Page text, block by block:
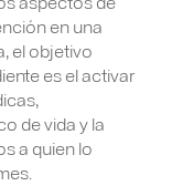
en una
el objetivo
es el activar
de vida y la
a quien lo